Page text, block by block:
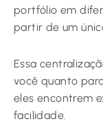
portfólio em
partir de um único
Essa
você quanto
eles encontrem
facilidade.